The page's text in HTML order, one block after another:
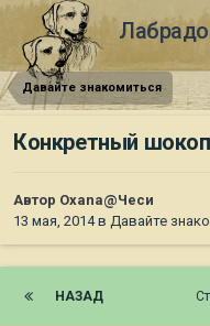
Давайте знакомиться
Конкретный
Автор Oxana@Чеси
13 мая, 2014в Давайте
НАЗАД